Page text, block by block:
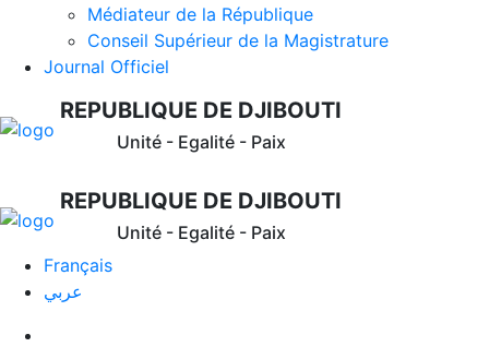
Médiateur de la République
Conseil Supérieur de la Magistrature
Journal Officiel
REPUBLIQUE DE DJIBOUTI
Unité - Egalité - Paix
REPUBLIQUE DE DJIBOUTI
Unité - Egalité - Paix
Français
عربي